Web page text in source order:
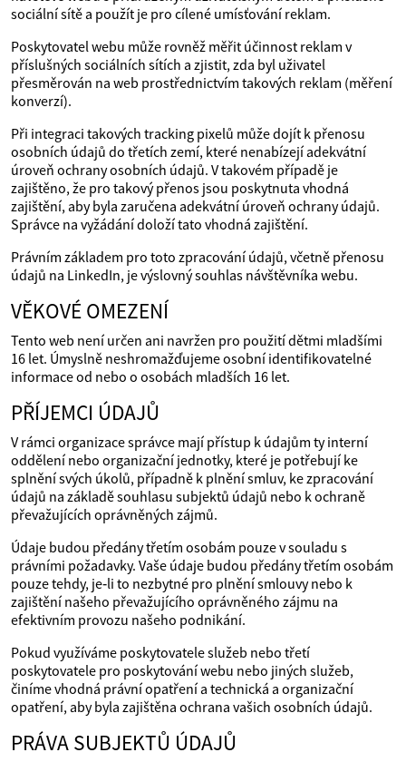
sociální sítě a použít je pro cílené umísťování reklam.
Poskytovatel webu může rovněž měřit účinnost reklam v
příslušných sociálních sítích a zjistit, zda byl uživatel
přesměrován na web prostřednictvím takových reklam (měření
konverzí).
Při integraci takových tracking pixelů může dojít k přenosu
osobních údajů do třetích zemí, které nenabízejí adekvátní
úroveň ochrany osobních údajů. V takovém případě je
zajištěno, že pro takový přenos jsou poskytnuta vhodná
zajištění, aby byla zaručena adekvátní úroveň ochrany údajů.
Správce na vyžádání doloží tato vhodná zajištění.
Právním základem pro toto zpracování údajů, včetně přenosu
údajů na LinkedIn, je výslovný souhlas návštěvníka webu.
VĚKOVÉ OMEZENÍ
Tento web není určen ani navržen pro použití dětmi mladšími
16 let. Úmyslně neshromažďujeme osobní identifikovatelné
informace od nebo o osobách mladších 16 let.
PŘÍJEMCI ÚDAJŮ
V rámci organizace správce mají přístup k údajům ty interní
oddělení nebo organizační jednotky, které je potřebují ke
splnění svých úkolů, případně k plnění smluv, ke zpracování
údajů na základě souhlasu subjektů údajů nebo k ochraně
převažujících oprávněných zájmů.
Údaje budou předány třetím osobám pouze v souladu s
právními požadavky. Vaše údaje budou předány třetím osobám
pouze tehdy, je‑li to nezbytné pro plnění smlouvy nebo k
zajištění našeho převažujícího oprávněného zájmu na
efektivním provozu našeho podnikání.
Pokud využíváme poskytovatele služeb nebo třetí
poskytovatele pro poskytování webu nebo jiných služeb,
činíme vhodná právní opatření a technická a organizační
opatření, aby byla zajištěna ochrana vašich osobních údajů.
PRÁVA SUBJEKTŮ ÚDAJŮ